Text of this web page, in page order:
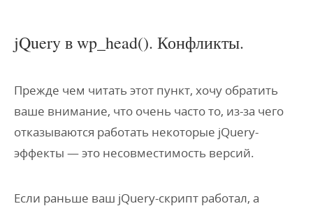
jQuery в wp_head(). Конфликты.
Прежде чем читать этот пункт, хочу обратить
ваше внимание, что очень часто то, из-за чего
отказываются работать некоторые jQuery-
эффекты — это несовместимость версий.
Если раньше ваш jQuery-скрипт работал, а